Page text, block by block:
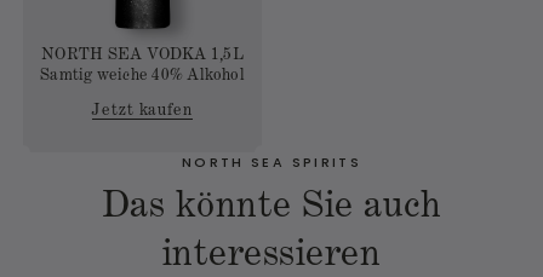
NORTH SEA VODKA 1,5L
Samtig weiche 40% Alkohol
Jetzt kaufen
NORTH SEA SPIRITS
Das könnte Sie auch
interessieren